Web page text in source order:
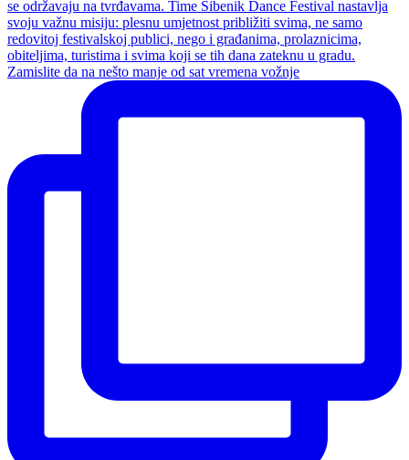
Zamislite da na nešto manje od sat vremena vožnje